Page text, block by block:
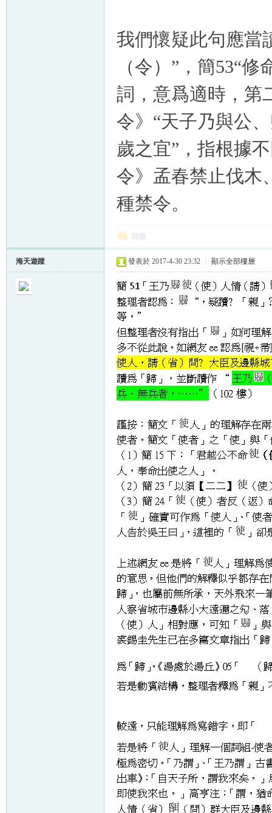
我們懷疑此句應當
（令） ”，簡53“修
詞，意爲適時，第
令》“天子乃與公
歲之宜”，指根據
令》孟春禁止伐木
種禁令。
回復
海天遊蹤 發表於 2017-4-30 23:32 顯示全部樓層